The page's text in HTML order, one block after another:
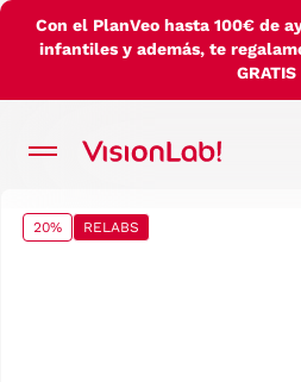
Con el PlanVeo hasta 100€ de
infantiles y además, te
GRATIS
20% RELABS